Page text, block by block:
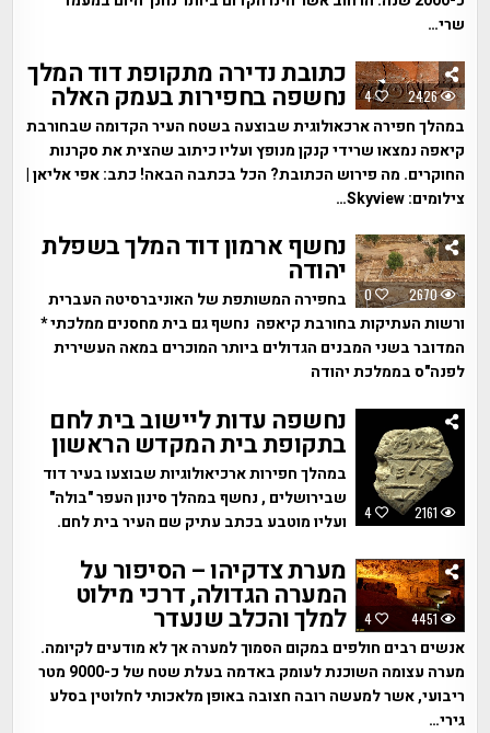
שרי…
4 2426
כתובת נדירה מתקופת דוד המלך
נחשפה בחפירות בעמק האלה
במהלך חפירה ארכאולוגית שבוצעה בשטח העיר הקדומה שבחורבת
קיאפה נמצאו שרידי קנקן מנופץ ועליו כיתוב שהצית את סקרנות
החוקרים. מה פירוש הכתובת? הכל בכתבה הבאה! כתב: אפי אליאן |
צילומים: Skyview…
0 2670
נחשף ארמון דוד המלך בשפלת
יהודה
בחפירה המשותפת של האוניברסיטה העברית
ורשות העתיקות בחורבת קיאפה נחשף גם בית מחסנים ממלכתי *
המדובר בשני המבנים הגדולים ביותר המוכרים במאה העשירית
לפנה"ס בממלכת יהודה
4 2161
נחשפה עדות ליישוב בית לחם
בתקופת בית המקדש הראשון
במהלך חפירות ארכיאולוגיות שבוצעו בעיר דוד
שבירושלים , נחשף במהלך סינון העפר "בולה"
ועליו מוטבע בכתב עתיק שם העיר בית לחם.
4 4451
מערת צדקיהו – הסיפור על
המערה הגדולה, דרכי מילוט
למלך והכלב שנעדר
אנשים רבים חולפים במקום הסמוך למערה אך לא מודעים לקיומה.
מערה עצומה השוכנת לעומק באדמה בעלת שטח של כ-9000 מטר
ריבועי, אשר למעשה רובה חצובה באופן מלאכותי לחלוטין בסלע
גירי…